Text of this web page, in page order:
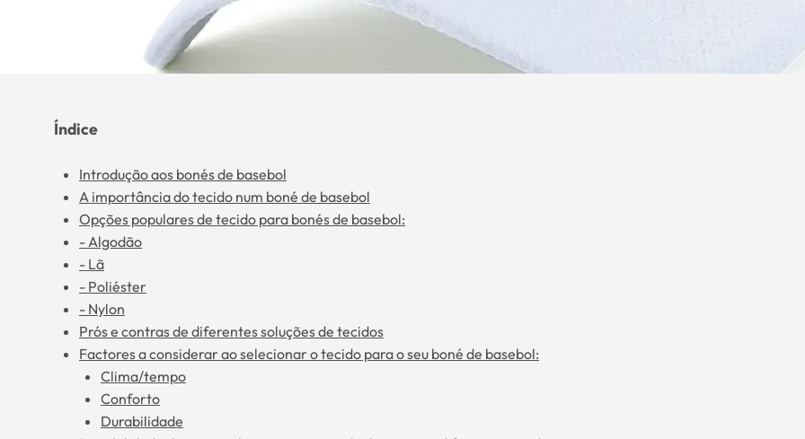
Índice
Introdução aos bonés de basebol
A importância do tecido num boné de basebol
Opções populares de tecido para bonés de basebol:
- Algodão
- Lã
- Poliéster
- Nylon
Prós e contras de diferentes soluções de tecidos
Factores a considerar ao selecionar o tecido para o seu boné de basebol:
Clima/tempo
Conforto
Durabilidade